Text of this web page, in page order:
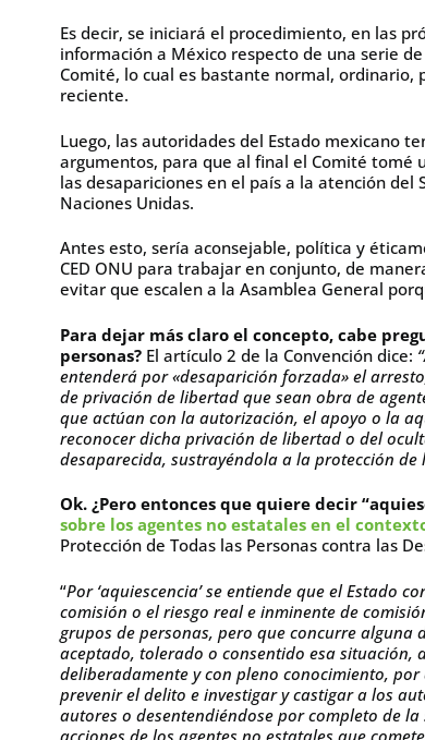
Es decir, se iniciará el procedimiento, en las
información a México respecto de una serie
Comité, lo cual es bastante normal, ordinario,
reciente.
Luego, las autoridades del Estado mexicano
argumentos, para que al final el Comité tomé
las desapariciones en el país a la atención
Naciones Unidas.
Antes esto, sería aconsejable, política y
CED ONU para trabajar en conjunto, de
evitar que escalen a la Asamblea General
Para dejar más claro el concepto, cabe
personas? El artículo 2 de la Convención dice:
entenderá por «desaparición forzada» el
de privación de libertad que sean obra de
que actúan con la autorización, el apoyo o la
reconocer dicha privación de libertad o del
desaparecida, sustrayéndola a la protección de
Ok. ¿Pero entonces que quiere decir
sobre los agentes no estatales en el
Protección de Todas las Personas contra las
“Por ‘aquiescencia’ se entiende que el Estado
comisión o el riesgo real e inminente de
grupos de personas, pero que concurre alguna
aceptado, tolerado o consentido esa situación,
deliberadamente y con pleno conocimiento,
prevenir el delito e investigar y castigar a los
autores o desentendiéndose por completo de
acciones de los agentes no estatales que